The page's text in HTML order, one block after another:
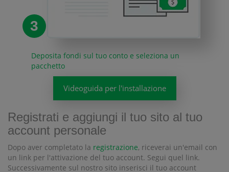
3
Deposita fondi sul tuo conto e seleziona un
pacchetto
Videoguida per l'installazione
Registrati e aggiungi il tuo sito al tuo
account personale
Dopo aver completato la registrazione, riceverai un'email con
un link per l'attivazione del tuo account. Segui quel link.
Successivamente sul nostro sito inserisci il tuo account